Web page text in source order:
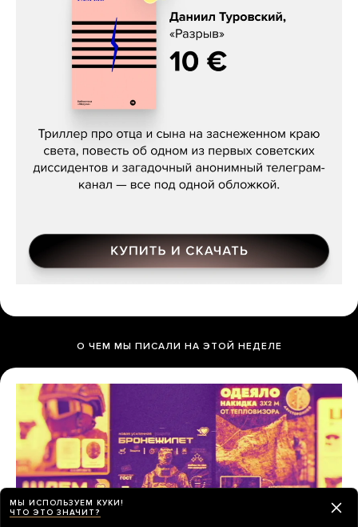
Даниил Туровский, «Разрыв»
О ЧЕМ МЫ ПИСАЛИ НА ЭТОЙ НЕДЕЛЕ
МЫ ИСПОЛЬЗУЕМ КУКИ!
ЧТО ЭТО ЗНАЧИТ?